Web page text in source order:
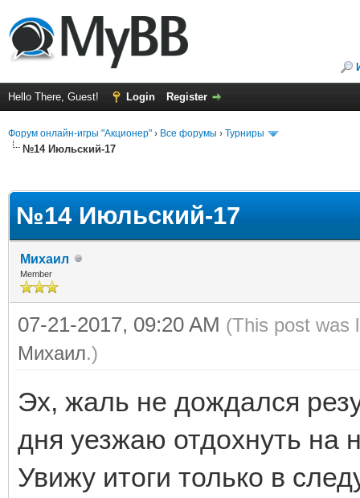
Hello There, Guest! Login Register
Форум онлайн-игры "Акционер" › Все форумы › Турниры
№14 Июльский-17
№14 Июльский-17
Михаил
Member
07-21-2017, 09:20 AM (This post was
Михаил.)
Эх, жаль не дождался
дня уезжаю отдохнуть на
Увижу итоги только в